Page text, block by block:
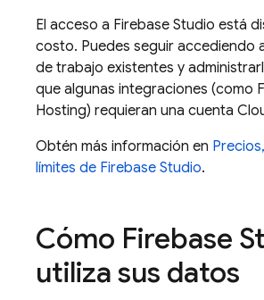
El acceso a Firebase Studio está
costo. Puedes seguir accediendo
de trabajo existentes y
que algunas integraciones (como
Hosting) requieran una cuenta
Obtén más información en
límites de Firebase Studio.
Cómo Firebase
utiliza sus datos